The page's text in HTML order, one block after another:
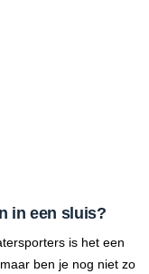
in een sluis?
is het een
ben je nog niet zo